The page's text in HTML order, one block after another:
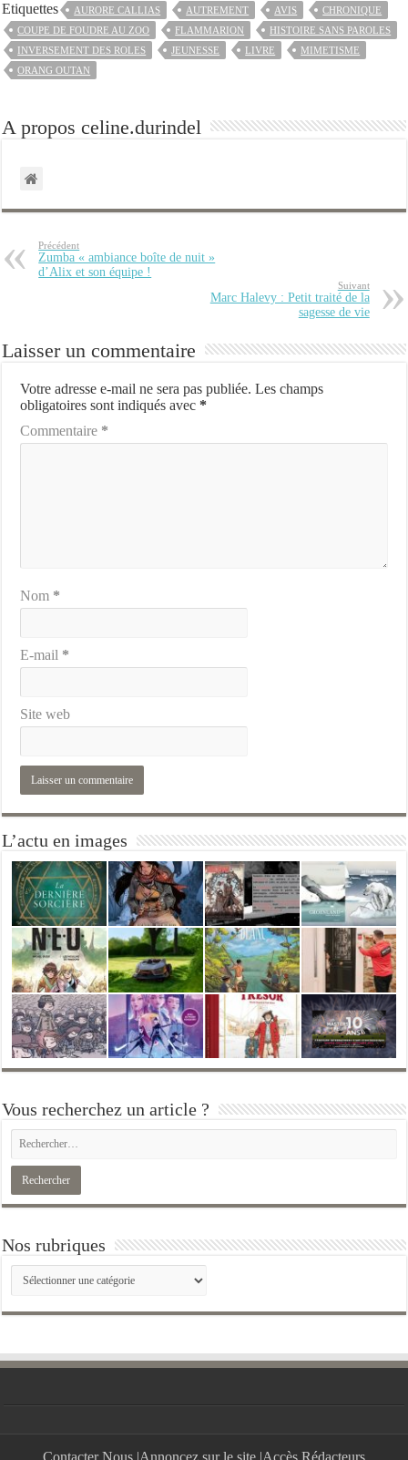
Etiquettes AURORE CALLIAS AUTREMENT AVIS
CHRONIQUE
COUPE DE FOUDRE AU ZOO
FLAMMARION
HISTOIRE SANS PAROLES
INVERSEMENT DES ROLES
JEUNESSE LIVRE
MIMETISME
ORANG OUTAN
A propos celine.durindel
Précédent
Zumba « ambiance boîte de nuit »
d’Alix et son équipe !
Suivant
Marc Halevy : Petit traité de la
sagesse de vie
Laisser un commentaire
Votre adresse e-mail ne sera pas publiée. Les champs
obligatoires sont indiqués avec *
Commentaire *
Nom *
E-mail *
Site web
L’actu en images
Vous recherchez un article ?
Nos rubriques
Nos
rubriques